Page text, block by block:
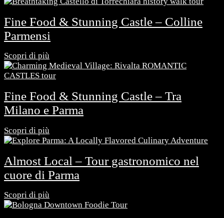
Fine Food & Stunning Castle – Colline
Parmensi
Scopri di più
Fine Food & Stunning Castle – Tra
Milano e Parma
Scopri di più
Almost Local – Tour gastronomico nel
cuore di Parma
Scopri di più